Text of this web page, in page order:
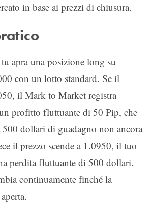
in base ai prezzi di chiusura.
apra una posizione long su
con un lotto standard. Se il
il Mark to Market registra
profitto fluttuante di 50 Pip, che
500 dollari di guadagno non ancora
il prezzo scende a 1.0950, il tuo
perdita fluttuante di 500 dollari.
continuamente finché la